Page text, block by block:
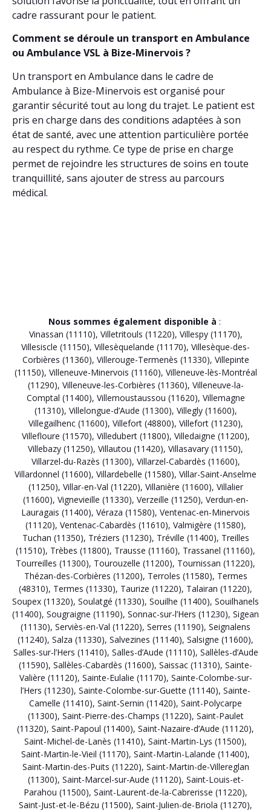
cadre rassurant pour le patient.
Comment se déroule un transport en Ambulance
ou Ambulance VSL à Bize-Minervois ?
Un transport en Ambulance dans le cadre de
Ambulance à Bize-Minervois est organisé pour
garantir sécurité tout au long du trajet. Le patient est
pris en charge dans des conditions adaptées à son
état de santé, avec une attention particulière portée
au respect du rythme. Ce type de prise en charge
permet de rejoindre les structures de soins en toute
tranquillité, sans ajouter de stress au parcours
médical.
Nous sommes également disponible à :
Vinassan (11110), Villetritouls (11220), Villespy (11170),
Villesiscle (11150), Villesèquelande (11170), Villesèque-des-
Corbières (11360), Villerouge-Termenès (11330), Villepinte
(11150), Villeneuve-Minervois (11160), Villeneuve-lès-Montréal
(11290), Villeneuve-les-Corbières (11360), Villeneuve-la-
Comptal (11400), Villemoustaussou (11620), Villemagne
(11310), Villelongue-d’Aude (11300), Villegly (11600),
Villegailhenc (11600), Villefort (48800), Villefort (11230),
Villefloure (11570), Villedubert (11800), Villedaigne (11200),
Villebazy (11250), Villautou (11420), Villasavary (11150),
Villarzel-du-Razès (11300), Villarzel-Cabardès (11600),
Villardonnel (11600), Villardebelle (11580), Villar-Saint-Anselme
(11250), Villar-en-Val (11220), Villanière (11600), Villalier
(11600), Vignevieille (11330), Verzeille (11250), Verdun-en-
Lauragais (11400), Véraza (11580), Ventenac-en-Minervois
(11120), Ventenac-Cabardès (11610), Valmigère (11580),
Tuchan (11350), Tréziers (11230), Tréville (11400), Treilles
(11510), Trèbes (11800), Trausse (11160), Trassanel (11160),
Tourreilles (11300), Tourouzelle (11200), Tournissan (11220),
Thézan-des-Corbières (11200), Terroles (11580), Termes
(48310), Termes (11330), Taurize (11220), Talairan (11220),
Soupex (11320), Soulatgé (11330), Souilhe (11400), Souilhanels
(11400), Sougraigne (11190), Sonnac-sur-l’Hers (11230), Sigean
(11130), Serviès-en-Val (11220), Serres (11190), Seignalens
(11240), Salza (11330), Salvezines (11140), Salsigne (11600),
Salles-sur-l’Hers (11410), Salles-d’Aude (11110), Sallèles-d’Aude
(11590), Sallèles-Cabardès (11600), Saissac (11310), Sainte-
Valière (11120), Sainte-Eulalie (11170), Sainte-Colombe-sur-
l’Hers (11230), Sainte-Colombe-sur-Guette (11140), Sainte-
Camelle (11410), Saint-Sernin (11420), Saint-Polycarpe
(11300), Saint-Pierre-des-Champs (11220), Saint-Paulet
(11320), Saint-Papoul (11400), Saint-Nazaire-d’Aude (11120),
Saint-Michel-de-Lanès (11410), Saint-Martin-Lys (11500),
Saint-Martin-le-Vieil (11170), Saint-Martin-Lalande (11400),
Saint-Martin-des-Puits (11220), Saint-Martin-de-Villereglan
(11300), Saint-Marcel-sur-Aude (11120), Saint-Louis-et-
Parahou (11500), Saint-Laurent-de-la-Cabrerisse (11220),
Saint-Just-et-le-Bézu (11500), Saint-Julien-de-Briola (11270),